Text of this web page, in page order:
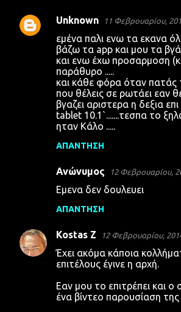
Unknown 11 Φεβρουαρίου,
εμένα παλι ενω τα εκανα
βάζω τα app και μου τα
και ενω έχω προσαρμοση
παράθυρο .....
και κάθε φόρα όταν πατάς
που θέλεις σε ρωτάει εαν
βγαζει αριστερα η δεξια
tablet 10.1`.......τεσπα το
ηταν Κάλο .....
ΑΠΆΝΤΗΣΗ
Ανώνυμος 12 Φεβρουαρίου,
Εμενα δεν δουλευει
ΑΠΆΝΤΗΣΗ
Kostas Z 12 Φεβρουαρίου,
Έχει ακόμα κάποια
επιτέλους έγινε η αρχή.
Εαν μου το επιτρέπει και
ένα βίντεο παρουσίαση